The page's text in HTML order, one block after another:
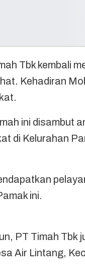
Tbk kembali
Kehadiran
ini disambut
di Kelurahan
ini.
PT Timah
Air Lintang,